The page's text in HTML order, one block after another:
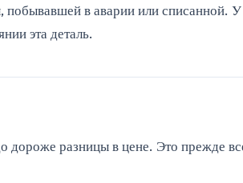
в аварии или списанной.
эта деталь.
дороже разницы в цене. Это